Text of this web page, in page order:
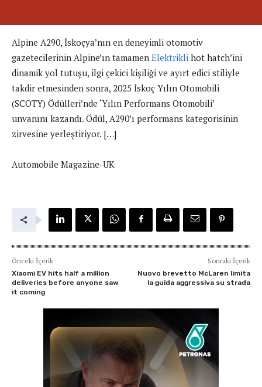
Alpine A290, İskoçya’nın en deneyimli otomotiv
gazetecilerinin Alpine’ın tamamen Elektrikli hot hatch’ini
dinamik yol tutuşu, ilgi çekici kişiliği ve ayırt edici stiliyle
takdir etmesinden sonra, 2025 İskoç Yılın Otomobili
(SCOTY) Ödülleri’nde ‘Yılın Performans Otomobili’
unvanını kazandı. Ödül, A290’ı performans kategorisinin
zirvesine yerleştiriyor. […]
Automobile Magazine-UK
Önceki İçerik
Xiaomi EV hits half а million
deliveries before anyone saw
it coming
Sonraki İçerik
Nuovo brevetto McLaren limita
la guida aggressiva su strada